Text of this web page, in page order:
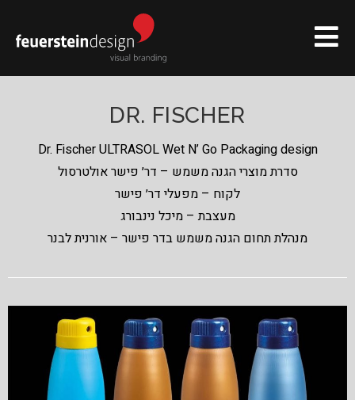
DR. FISCHER
Dr. Fischer ULTRASOL Wet N’ Go Packaging design
סדרת מוצרי הגנה משמש – דר׳ פישר אולטרסול
לקוח – מפעלי דר׳ פישר
מעצבת – מיכל נינבורג
מנהלת תחום הגנה משמש בדר פישר – אורנית לבנר